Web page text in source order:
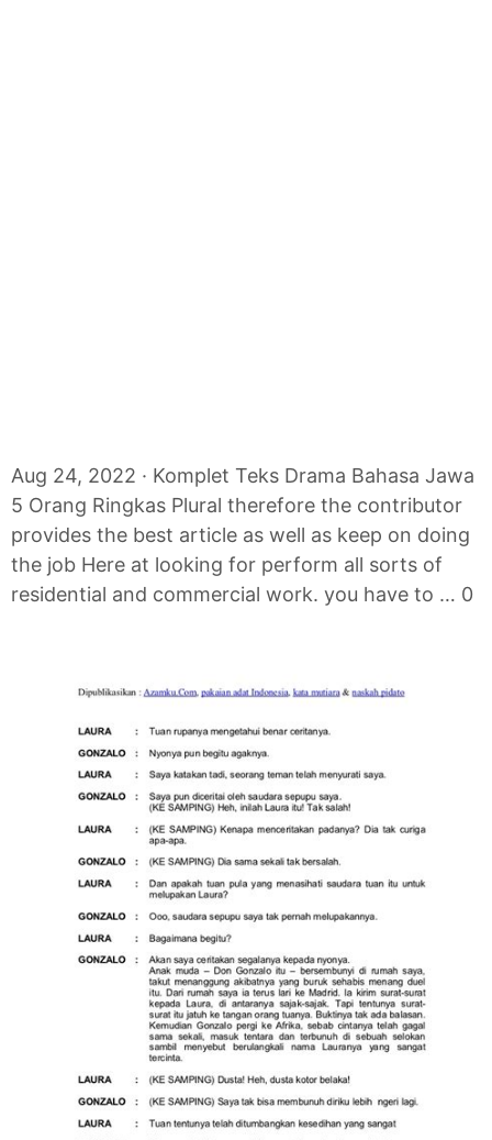
Aug 24, 2022 · Komplet Teks Drama Bahasa Jawa
5 Orang Ringkas Plural therefore the contributor
provides the best article as well as keep on doing
the job Here at looking for perform all sorts of
residential and commercial work. you have to … 0